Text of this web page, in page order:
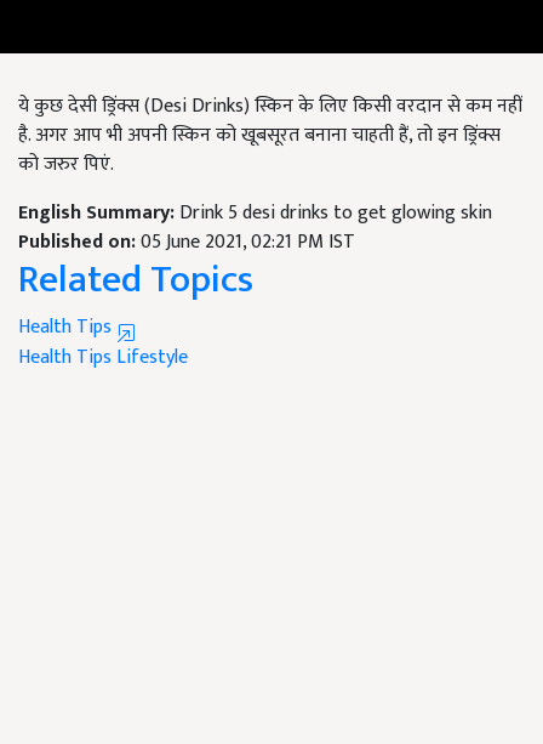
ये कुछ देसी ड्रिंक्स (Desi Drinks) स्किन के लिए किसी वरदान से कम नहीं
है. अगर आप भी अपनी स्किन को खूबसूरत बनाना चाहती हैं, तो इन ड्रिंक्स
को जरुर पिएं.
English Summary:Drink 5 desi drinks to get glowing skin
Published on:05 June 2021, 02:21 PM IST
Related Topics
Health Tips
Health Tips Lifestyle